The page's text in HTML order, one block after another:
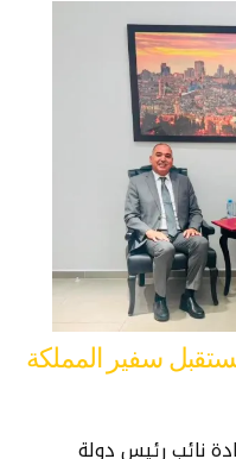
سفير المملكة
سيادة نائب رئيس دولة